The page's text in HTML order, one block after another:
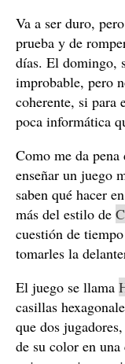
Va a ser duro,
prueba y de
días. El domingo,
improbable, pero
coherente, si para
poca informática
Como me da
enseñar un juego
saben qué hacer
más del estilo de
cuestión de
tomarles la
El juego se llama
casillas
que dos
de su color en